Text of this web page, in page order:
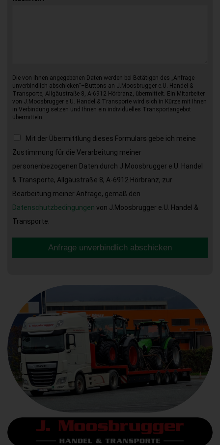
Die von Ihnen angegebenen Daten werden bei Betätigen des „Anfrage
unverbindlich abschicken“–Buttons an J.Moosbrugger e.U. Handel &
Transporte, Allgäustraße 8, A-6912 Hörbranz, übermittelt. Ein Mitarbeiter
von J.Moosbrugger e.U. Handel & Transporte wird sich in Kürze mit Ihnen
in Verbindung setzen und Ihnen ein individuelles Transportangebot
übermitteln.
Mit der Übermittlung dieses Formulars gebe ich meine
Zustimmung für die Verarbeitung meiner
personenbezogenen Daten durch J.Moosbrugger e.U. Handel
& Transporte, Allgäustraße 8, A-6912 Hörbranz, zur
Bearbeitung meiner Anfrage, gemäß den
Datenschutzbedingungen von J.Moosbrugger e.U. Handel &
Transporte.
Anfrage unverbindlich abschicken